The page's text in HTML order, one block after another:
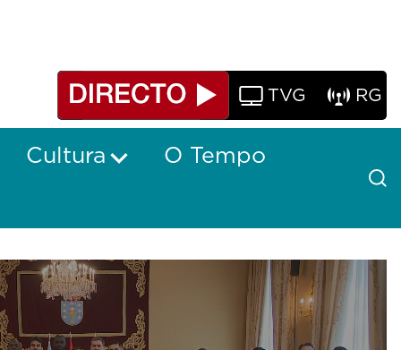
TVG RG
Cultura O Tempo